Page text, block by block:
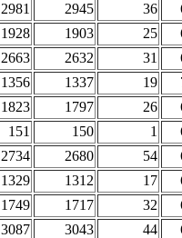
2981 2945 36
1928 1903 25
2663 2632 31
1356 1337 19
1823 1797 26
151 150 1
2734 2680 54
1329 1312 17
1749 1717 32
3087 3043 44